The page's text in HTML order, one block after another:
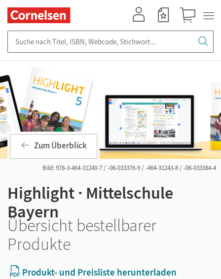
Bild: 978-3-464-31240-7 / -06-033376-9 / -464-31243-8 / -06-033384-4
Zum Überblick
Highlight · Mittelschule
Bayern
Übersicht bestellbarer
Produkte
Produkt- und Preisliste herunterladen